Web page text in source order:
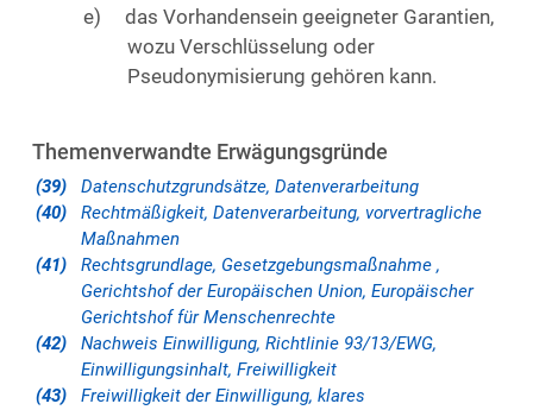
das Vorhandensein geeigneter Garantien,
wozu Verschlüsselung oder
Pseudonymisierung gehören kann.
Themenverwandte Erwägungsgründe
(39)
Datenschutzgrundsätze, Datenverarbeitung
(40)
Rechtmäßigkeit, Datenverarbeitung, vorvertragliche
Maßnahmen
(41)
Rechtsgrundlage, Gesetzgebungsmaßnahme ,
Gerichtshof der Europäischen Union, Europäischer
Gerichtshof für Menschenrechte
(42)
Nachweis Einwilligung, Richtlinie 93/13/EWG,
Einwilligungsinhalt, Freiwilligkeit
(43)
Freiwilligkeit der Einwilligung, klares